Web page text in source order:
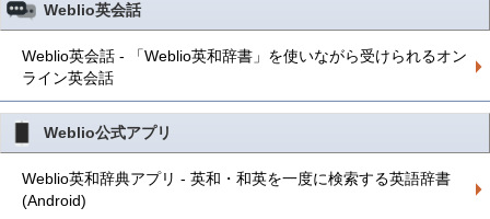
Weblio英会話
Weblio英会話 - 「Weblio英和辞書」を使いながら受けられるオン
ライン英会話
Weblio公式アプリ
Weblio英和辞典アプリ - 英和・和英を一度に検索する英語辞書
(Android)